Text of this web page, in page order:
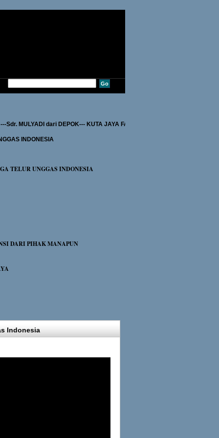
Sdr. MULYADI dari DEPOK--- KUTA JAYA FARM dari PAMEKASAN---Sdr.
INDONESIA
TELUR UNGGAS INDONESIA
DARI PIHAK MANAPUN
Indonesia